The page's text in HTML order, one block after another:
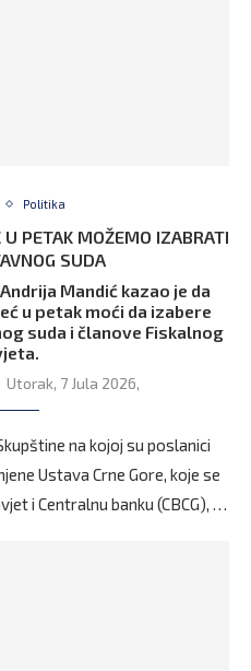
Politika
U PETAK MOŽEMO IZABRATI
SUDA
Mandić kazao je da
u petak moći da izabere
suda i članove Fiskalnog
Utorak, 7 Jula 2026,
na kojoj su poslanici
Ustava Crne Gore, koje se
i Centralnu banku (CBCG), …